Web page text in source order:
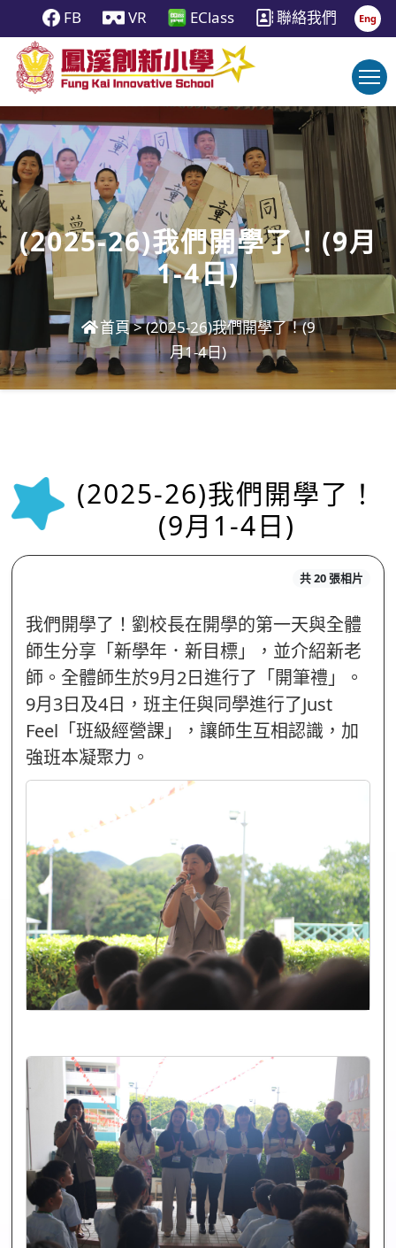
FB VR EClass 聯絡我們 Eng
(2025-26)我們開學了！(9月
1-4日)
首頁>(2025-26)我們開學了！(9
月1-4日)
(2025-26)我們開學了！
(9月1-4日)
共 20 張相片
我們開學了！劉校長在開學的第一天與全體
師生分享「新學年．新目標」，並介紹新老
師。全體師生於9月2日進行了「開筆禮」。
9月3日及4日，班主任與同學進行了Just
Feel 「班級經營課」，讓師生互相認識，加
強班本凝聚力。